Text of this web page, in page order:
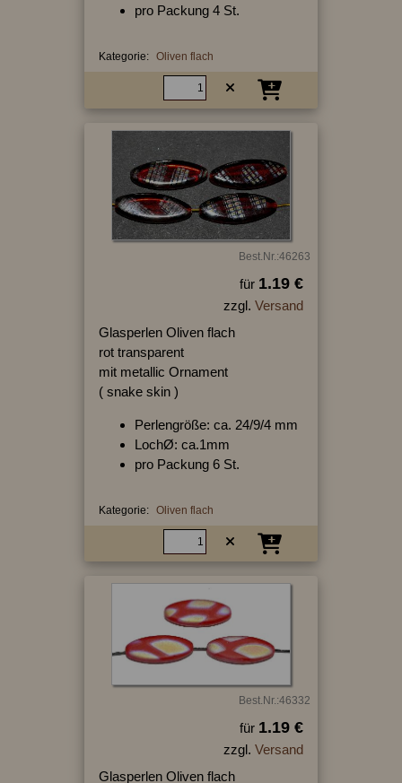
pro Packung 4 St.
Kategorie: Oliven flach
Best.Nr.:46263
für 1.19 €
zzgl. Versand
Glasperlen Oliven flach
rot transparent
mit metallic Ornament
( snake skin )
Perlengröße: ca. 24/9/4 mm
LochØ: ca.1mm
pro Packung 6 St.
Kategorie: Oliven flach
Best.Nr.:46332
für 1.19 €
zzgl. Versand
Glasperlen Oliven flach